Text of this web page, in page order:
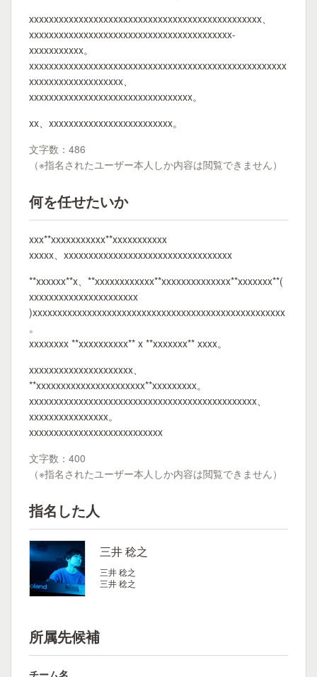
xxxxxxxxxxxxxxxxxxxxxxxxxxxxxxxxxxxxxxxxxxxxxxx、
xxxxxxxxxxxxxxxxxxxxxxxxxxxxxxxxxxxxxxxxx-
xxxxxxxxxxx。
xxxxxxxxxxxxxxxxxxxxxxxxxxxxxxxxxxxxxxxxxxxxxxxxxxxx
xxxxxxxxxxxxxxxxxxx、
xxxxxxxxxxxxxxxxxxxxxxxxxxxxxxxxx。
xx、xxxxxxxxxxxxxxxxxxxxxxxxx。
文字数：486
（※指名されたユーザー本人しか内容は閲覧できません）
何を任せたいか
xxx**xxxxxxxxxxx**xxxxxxxxxxx
xxxxx、xxxxxxxxxxxxxxxxxxxxxxxxxxxxxxxxxx
**xxxxxx**x、**xxxxxxxxxxxx**xxxxxxxxxxxxxx**xxxxxxx**(
xxxxxxxxxxxxxxxxxxxxxx
)xxxxxxxxxxxxxxxxxxxxxxxxxxxxxxxxxxxxxxxxxxxxxxxxxxx
。
xxxxxxxx **xxxxxxxxxx** x **xxxxxxx** xxxx。
xxxxxxxxxxxxxxxxxxxxx、
**xxxxxxxxxxxxxxxxxxxxxx**xxxxxxxxx。
xxxxxxxxxxxxxxxxxxxxxxxxxxxxxxxxxxxxxxxxxxxxxx、
xxxxxxxxxxxxxxxx。
xxxxxxxxxxxxxxxxxxxxxxxxxxx
文字数：400
（※指名されたユーザー本人しか内容は閲覧できません）
指名した人
三井 稔之
三井 稔之
三井 稔之
所属先候補
チーム名